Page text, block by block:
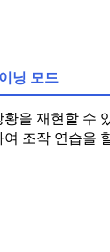
닝 모드
을 재현할 수
여 조작 연습을